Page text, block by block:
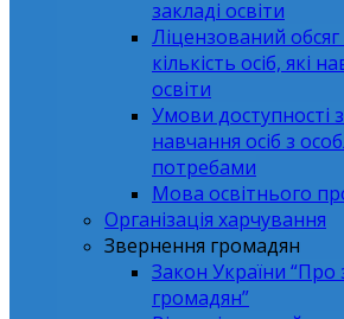
закладі освіти
Ліцензований
кількість осіб, які
освіти
Умови доступності
навчання осіб з
потребами
Мова освітнього
Організація харчування
Звернення громадян
Закон України “Про
громадян”